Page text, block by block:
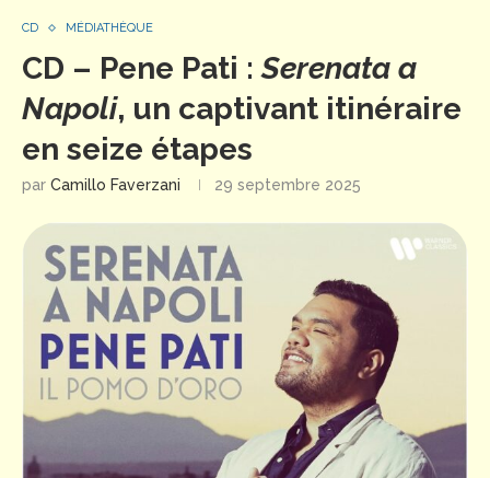
CD MÉDIATHÈQUE
CD – Pene Pati :Serenata a
Napoli, un captivant itinéraire
en seize étapes
par Camillo Faverzani 29 septembre 2025